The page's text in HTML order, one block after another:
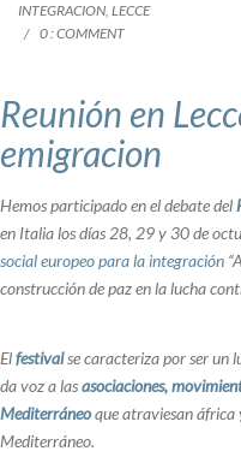
INTEGRACION, LECCE
0 : COMMENT
Reunión en
emigracion
Hemos participado en el debate del
en Italia los días 28, 29 y 30 de
social europeo para la integración
construcción de paz en la lucha
Elfestivalse caracteriza por ser un
da voz a lasasociaciones,
Mediterráneoque atraviesan áfrica
Mediterráneo.